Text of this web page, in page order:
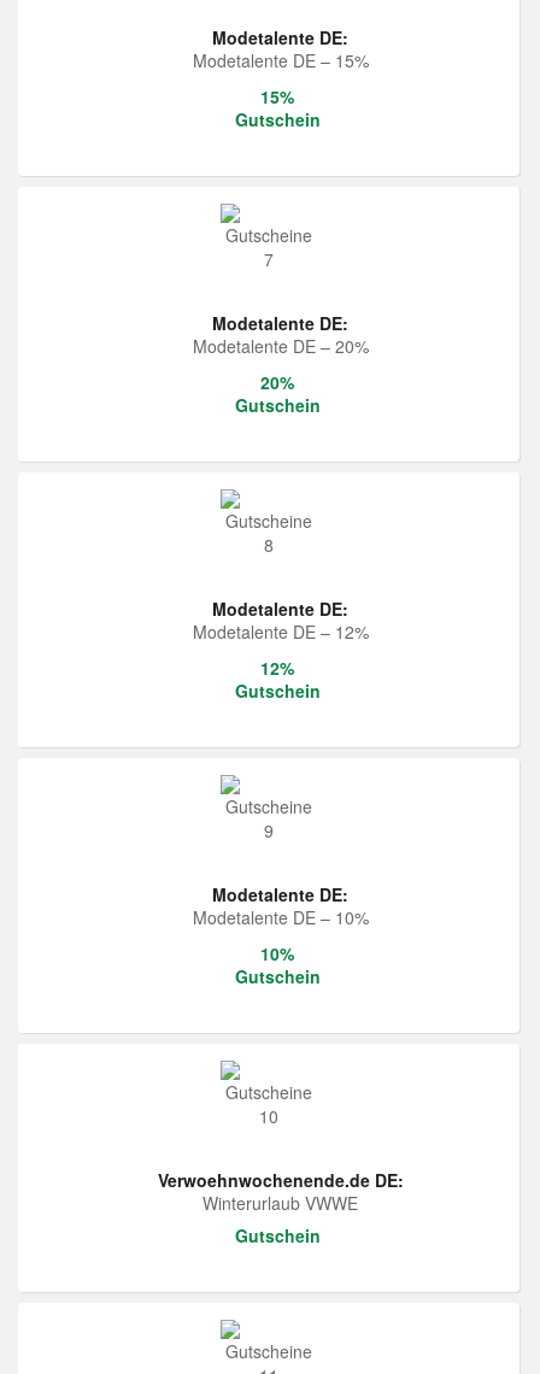
Modetalente DE:
Modetalente DE – 15%
15%
Gutschein
Modetalente DE:
Modetalente DE – 20%
20%
Gutschein
Modetalente DE:
Modetalente DE – 12%
12%
Gutschein
Modetalente DE:
Modetalente DE – 10%
10%
Gutschein
Verwoehnwochenende.de DE:
Winterurlaub VWWE
Gutschein